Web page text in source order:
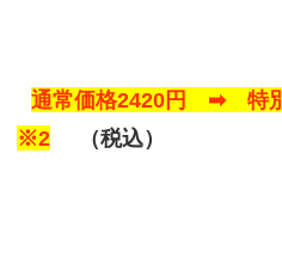
通常価格2420円 ➡ 特
※2
（税込）